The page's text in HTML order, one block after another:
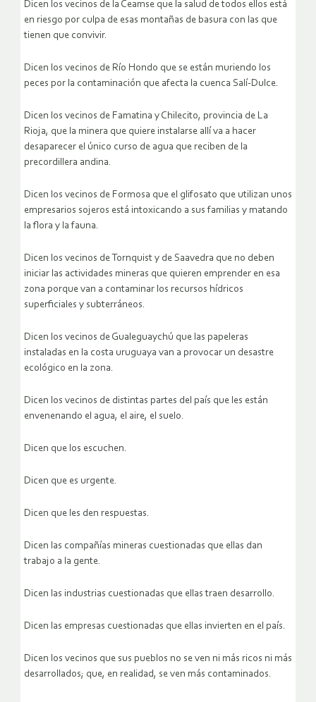
Dicen los vecinos de la Ceamse que la salud de todos ellos está
en riesgo por culpa de esas montañas de basura con las que
tienen que convivir.
Dicen los vecinos de Río Hondo que se están muriendo los
peces por la contaminación que afecta la cuenca Salí-Dulce.
Dicen los vecinos de Famatina y Chilecito, provincia de La
Rioja, que la minera que quiere instalarse allí va a hacer
desaparecer el único curso de agua que reciben de la
precordillera andina.
Dicen los vecinos de Formosa que el glifosato que utilizan unos
empresarios sojeros está intoxicando a sus familias y matando
la flora y la fauna.
Dicen los vecinos de Tornquist y de Saavedra que no deben
iniciar las actividades mineras que quieren emprender en esa
zona porque van a contaminar los recursos hídricos
superficiales y subterráneos.
Dicen los vecinos de Gualeguaychú que las papeleras
instaladas en la costa uruguaya van a provocar un desastre
ecológico en la zona.
Dicen los vecinos de distintas partes del país que les están
envenenando el agua, el aire, el suelo.
Dicen que los escuchen.
Dicen que es urgente.
Dicen que les den respuestas.
Dicen las compañías mineras cuestionadas que ellas dan
trabajo a la gente.
Dicen las industrias cuestionadas que ellas traen desarrollo.
Dicen las empresas cuestionadas que ellas invierten en el país.
Dicen los vecinos que sus pueblos no se ven ni más ricos ni más
desarrollados; que, en realidad, se ven más contaminados.